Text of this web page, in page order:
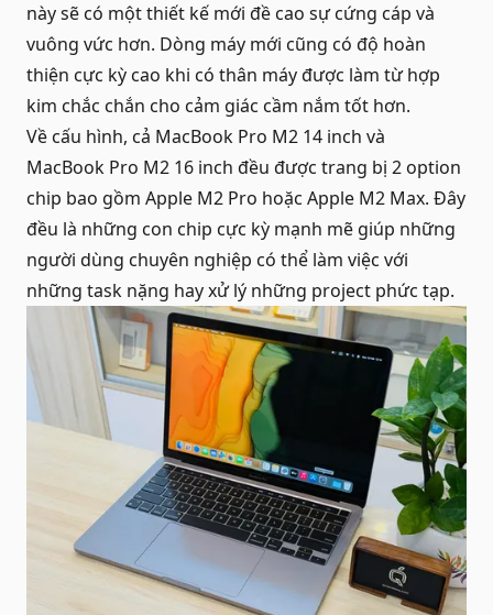
này sẽ có một thiết kế mới đề cao sự cứng cáp và
vuông vức hơn. Dòng máy mới cũng có độ hoàn
thiện cực kỳ cao khi có thân máy được làm từ hợp
kim chắc chắn cho cảm giác cầm nắm tốt hơn.
Về cấu hình, cả MacBook Pro M2 14 inch và
MacBook Pro M2 16 inch đều được trang bị 2 option
chip bao gồm Apple M2 Pro hoặc Apple M2 Max. Đây
đều là những con chip cực kỳ mạnh mẽ giúp những
người dùng chuyên nghiệp có thể làm việc với
những task nặng hay xử lý những project phức tạp.